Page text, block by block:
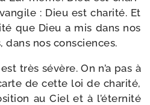
: Dieu est cha­ri­té. Et
que Dieu a mis dans nos
nos consciences.
très sévère. On n’a pas à
de cette loi de cha­ri­té,
au Ciel et à l’éternité